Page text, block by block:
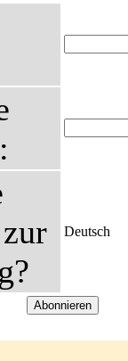
Deutsch